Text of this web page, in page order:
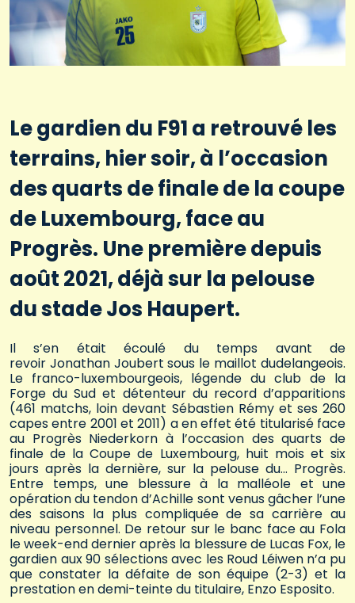
Le gardien du F91 a retrouvé les
terrains, hier soir, à l’occasion
des quarts de finale de la coupe
de Luxembourg, face au
Progrès. Une première depuis
août 2021, déjà sur la pelouse
du stade Jos Haupert.
Il s’en était écoulé du temps avant de
revoir Jonathan Joubert sous le maillot dudelangeois.
Le franco-luxembourgeois, légende du club de la
Forge du Sud et détenteur du record d’apparitions
(461 matchs, loin devant Sébastien Rémy et ses 260
capes entre 2001 et 2011) a en effet été titularisé face
au Progrès Niederkorn à l’occasion des quarts de
finale de la Coupe de Luxembourg, huit mois et six
jours après la dernière, sur la pelouse du… Progrès.
Entre temps, une blessure à la malléole et une
opération du tendon d’Achille sont venus gâcher l’une
des saisons la plus compliquée de sa carrière au
niveau personnel. De retour sur le banc face au Fola
le week-end dernier après la blessure de Lucas Fox, le
gardien aux 90 sélections avec les Roud Léiwen n’a pu
que constater la défaite de son équipe (2-3) et la
prestation en demi-teinte du titulaire, Enzo Esposito.